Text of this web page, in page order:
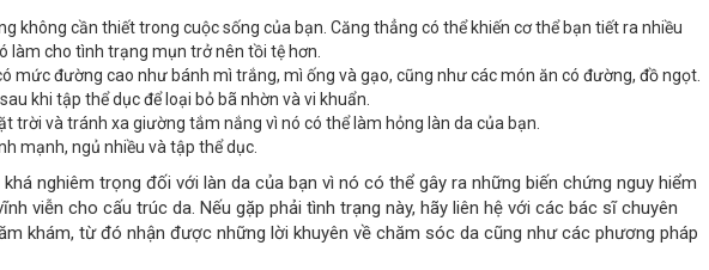
không cần thiết trong cuộc sống của bạn. Căng thẳng có thể khiến cơ thể bạn tiết ra nhiều
làm cho tình trạng mụn trở nên tồi tệ hơn.
mức đường cao như bánh mì trắng, mì ống và gạo, cũng như các món ăn có đường, đồ ngọt.
khi tập thể dục để loại bỏ bã nhờn và vi khuẩn.
trời và tránh xa giường tắm nắng vì nó có thể làm hỏng làn da của bạn.
mạnh, ngủ nhiều và tập thể dục.
nghiêm trọng đối với làn da của bạn vì nó có thể gây ra những biến chứng nguy hiểm
viễn cho cấu trúc da. Nếu gặp phải tình trạng này, hãy liên hệ với các bác sĩ chuyên
khám, từ đó nhận được những lời khuyên về chăm sóc da cũng như các phương pháp